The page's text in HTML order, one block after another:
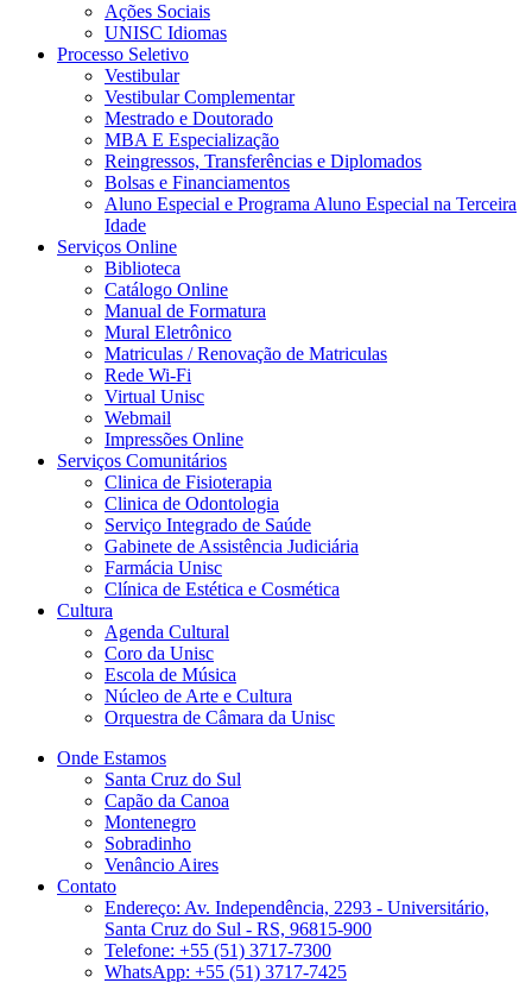
Ações Sociais
UNISC Idiomas
Processo Seletivo
Vestibular
Vestibular Complementar
Mestrado e Doutorado
MBA E Especialização
Reingressos, Transferências e Diplomados
Bolsas e Financiamentos
Aluno Especial e Programa Aluno Especial na Terceira
Idade
Serviços Online
Biblioteca
Catálogo Online
Manual de Formatura
Mural Eletrônico
Matriculas / Renovação de Matriculas
Rede Wi-Fi
Virtual Unisc
Webmail
Impressões Online
Serviços Comunitários
Clinica de Fisioterapia
Clinica de Odontologia
Serviço Integrado de Saúde
Gabinete de Assistência Judiciária
Farmácia Unisc
Clínica de Estética e Cosmética
Cultura
Agenda Cultural
Coro da Unisc
Escola de Música
Núcleo de Arte e Cultura
Orquestra de Câmara da Unisc
Onde Estamos
Santa Cruz do Sul
Capão da Canoa
Montenegro
Sobradinho
Venâncio Aires
Contato
Endereço: Av. Independência, 2293 - Universitário,
Santa Cruz do Sul - RS, 96815-900
Telefone: +55 (51) 3717-7300
WhatsApp: +55 (51) 3717-7425